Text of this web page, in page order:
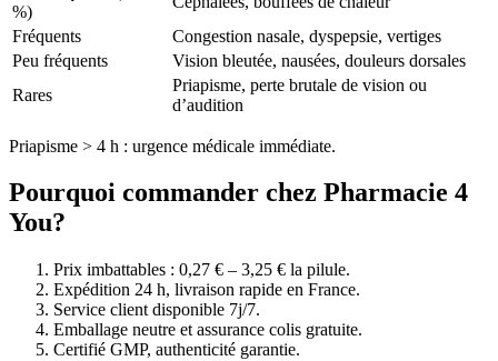
%)
Fréquents
Congestion nasale, dyspepsie, vertiges
Peu fréquents
Vision bleutée, nausées, douleurs dorsales
Rares
Priapisme, perte brutale de vision ou
d’audition
Priapisme > 4 h : urgence médicale immédiate.
Pourquoi commander chez Pharmacie 4
You?
Prix imbattables : 0,27 € – 3,25 € la pilule.
Expédition 24 h, livraison rapide en France.
Service client disponible 7j/7.
Emballage neutre et assurance colis gratuite.
Certifié GMP, authenticité garantie.